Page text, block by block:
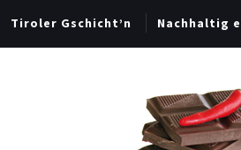
Tiroler Gschicht’n Nachhaltig